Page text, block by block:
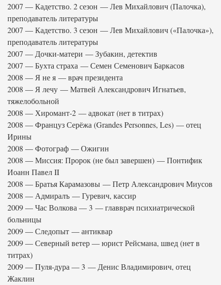
2007 — Кадетство. 2 сезон — Лев Михайлович (Палочка),
преподаватель литературы
2007 — Кадетство. 3 сезон — Лев Михайлович («Палочка»),
преподаватель литературы
2007 — Дочки-матери — Зубакин, детектив
2007 — Бухта страха — Семен Семенович Баркасов
2008 — Я не я — врач президента
2008 — Я лечу — Матвей Александрович Игнатьев,
тяжелобольной
2008 — Хиромант-2 — адвокат (нет в титрах)
2008 — Француз Серёжа (Grandes Personnes, Les) — отец
Ирины
2008 — Фотограф — Ожигин
2008 — Миссия: Пророк (не был завершен) — Понтифик
Иоанн Павел II
2008 — Братья Карамазовы — Петр Александрович Миусов
2008 — Адмиралъ — Гуревич, кассир
2009 — Час Волкова — 3 — главврач психиатрической
больницы
2009 — Следопыт — антиквар
2009 — Северный ветер — юрист Рейсмана, швед (нет в
титрах)
2009 — Пуля-дура — 3 — Денис Владимирович, отец
Жаклин